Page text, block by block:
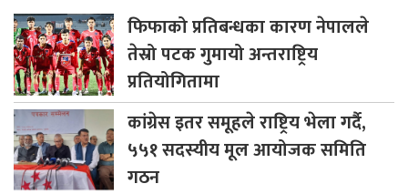
फिफाकोप्रतिबन्धका कारण नेपालले
तेस्रो पटक गुमायो अन्तराष्ट्रिय
प्रतियोगितामा
कांग्रेसइतर समूहले राष्ट्रिय भेला गर्दै,
५५१ सदस्यीय मूल आयोजक समिति
गठन